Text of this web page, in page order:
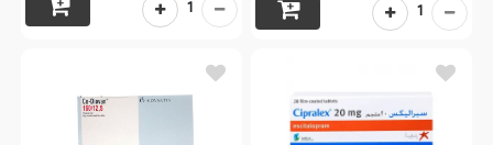
1
1